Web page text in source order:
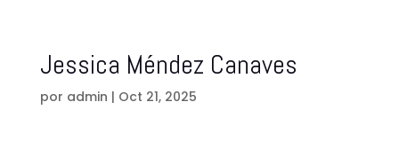
Jessica Méndez Canaves
por admin | Oct 21, 2025